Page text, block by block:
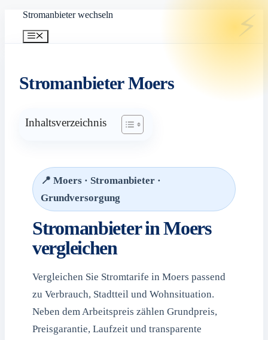
springen
Stromanbieter wechseln
Menü
Stromanbieter Moers
Inhaltsverzeichnis
📍 Moers · Stromanbieter ·
Grundversorgung
Stromanbieter in Moers
vergleichen
Vergleichen Sie Stromtarife in Moers passend
zu Verbrauch, Stadtteil und Wohnsituation.
Neben dem Arbeitspreis zählen Grundpreis,
Preisgarantie, Laufzeit und transparente